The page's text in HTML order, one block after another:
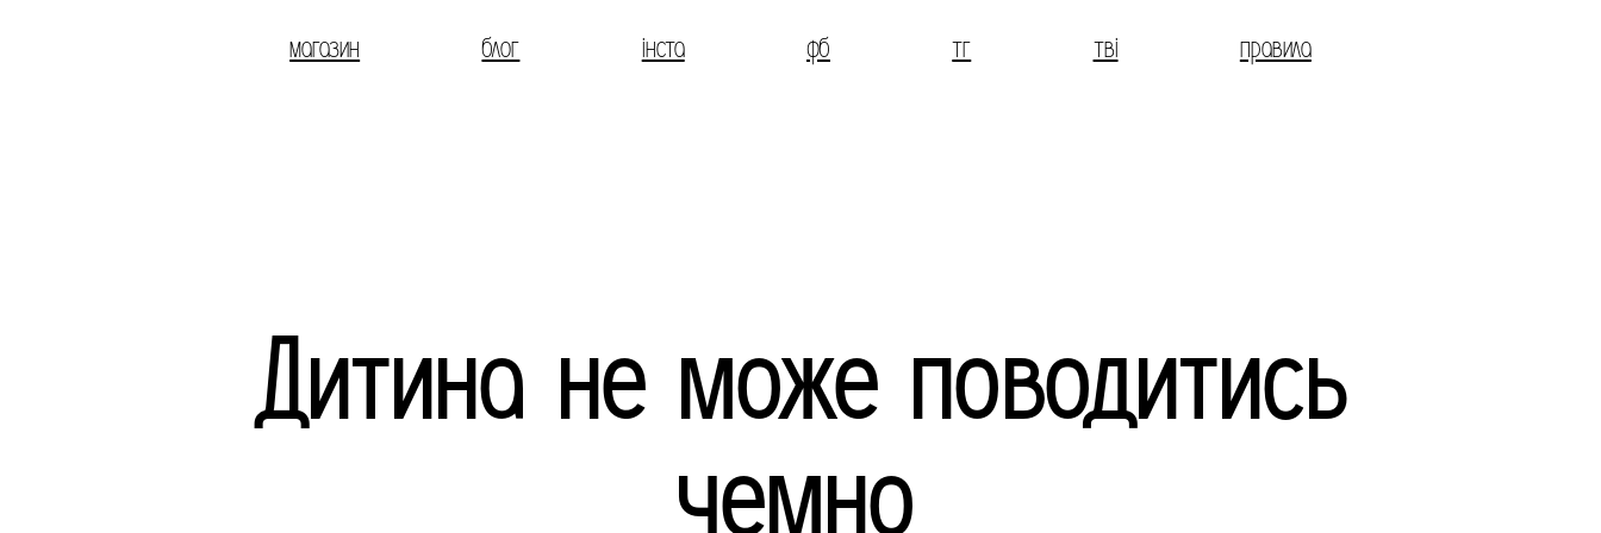
магазин блог інста фб тг тві правила
Дитина не може поводитись
чемно,